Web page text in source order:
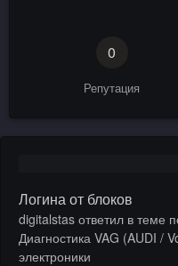
0
Репутация
Логина от блоков
digitalstas ответил в теме
Диагностика VAG (AUDI /
электроники